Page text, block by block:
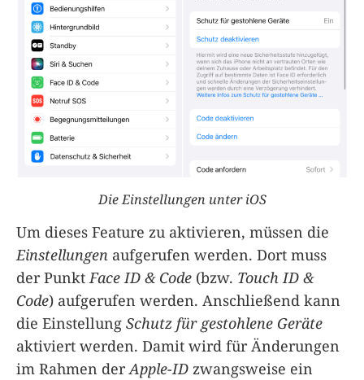
Die Einstellungen unter iOS
Um dieses Feature zu aktivieren, müssen die
Einstellungen aufgerufen werden. Dort muss
der Punkt Face ID & Code (bzw. Touch ID &
Code) aufgerufen werden. Anschließend kann
die Einstellung Schutz für gestohlene Geräte
aktiviert werden. Damit wird für Änderungen
im Rahmen derApple-ID zwangsweise ein